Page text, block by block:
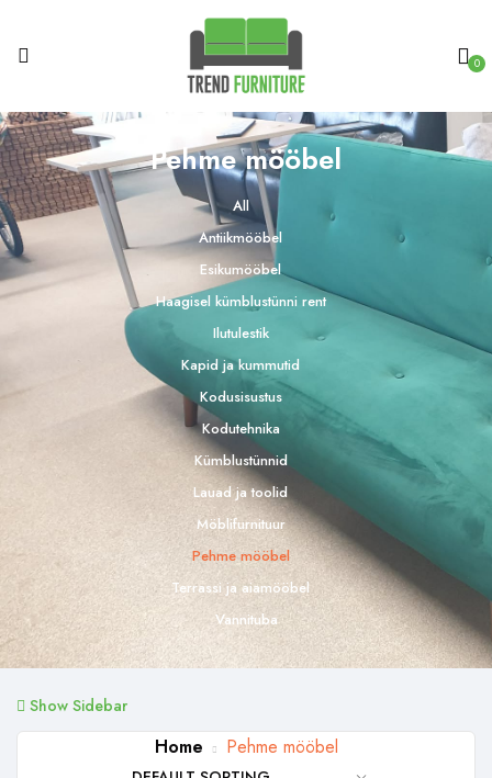
0
Pehme mööbel
All
Antiikmööbel
Esikumööbel
Haagisel kümblustünni rent
Ilutulestik
Kapid ja kummutid
Kodusisustus
Kodutehnika
Kümblustünnid
Lauad ja toolid
Möblifurnituur
Pehme mööbel
Terrassi ja aiamööbel
Vannituba
Show Sidebar
Home Pehme mööbel